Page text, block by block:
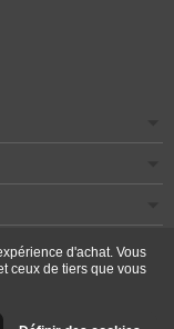
- Ecommerce
d'achat. Vous
ceux de tiers que vous